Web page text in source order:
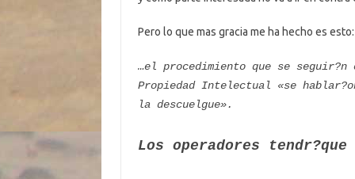
Pero lo que mas gracia me ha hecho es esto:
…el procedimiento que se seguir?n
Propiedad Intelectual «se
la descuelgue».
Los operadores